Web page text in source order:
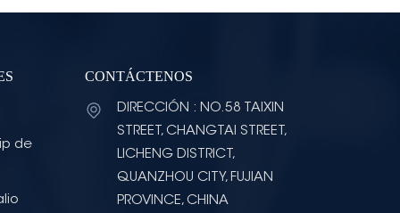
de
CONTÁCTENOS
DIRECCIÓN : NO.58 TAIXIN
STREET, CHANGTAI STREET,
LICHENG DISTRICT,
QUANZHOU CITY, FUJIAN
PROVINCE, CHINA